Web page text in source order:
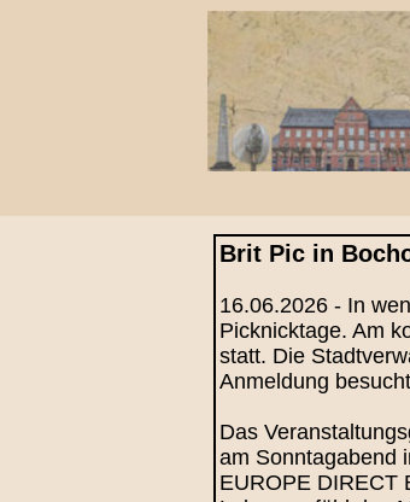
Brit Pic in
16.06.2026 - In
Picknicktage. Am
statt. Die
Anmeldung
Das
am Sonntagabend
EUROPE DIRECT